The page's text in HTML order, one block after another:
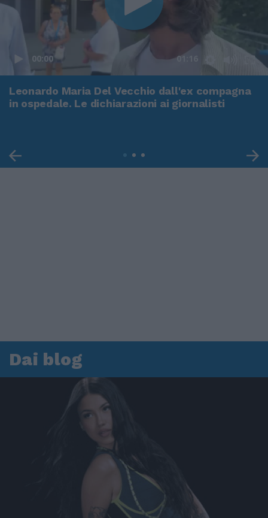
00:00 01:16
Leonardo Maria Del Vecchio dall'ex compagna
in ospedale. Le dichiarazioni ai giornalisti
Dai blog